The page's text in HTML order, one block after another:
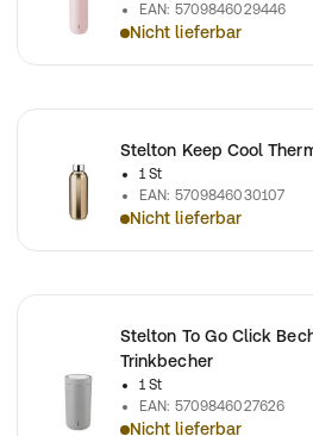
EAN: 5709846029446
Nicht lieferbar
Stelton Keep Cool
1 St
EAN: 5709846030107
Nicht lieferbar
Stelton To Go Click
Trinkbecher
1 St
EAN: 5709846027626
Nicht lieferbar